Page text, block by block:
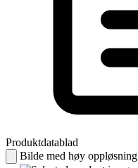
Produktdatablad
Bilde med høy oppløsning